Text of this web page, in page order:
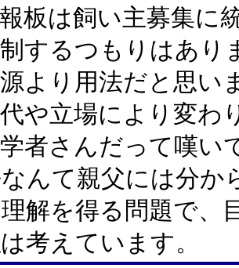
板は飼い主募集に
するつもりはあり
より用法だと思い
や立場により変わ
者さんだって嘆い
んて親父には分か
解を得る問題で、
考えています。